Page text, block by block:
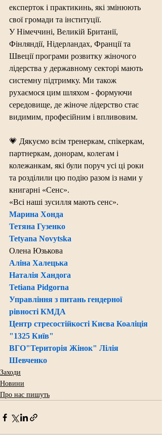
експерток і практикинь, які змінюють
свої громади та інституції.
У Німеччині, Великій Британії,
Фінляндії, Нідерландах, Франції та
Швеції програми розвитку жіночого
лідерства у державному секторі мають
системну підтримку. Ми також
рухаємося цим шляхом - формуючи
середовище, де жіноче лідерство стає
видимим, професійним і впливовим.
💗 Дякуємо всім тренеркам, спікеркам,
партнеркам, донорам, колегам і
колежанкам, які були поруч усі ці роки
та розділили цю подію разом із нами у
книгарні «Сенс».
«Всі наші зусилля мають сенс».
Марина Хонда
Тетяна Гузенко
Tetyana Novytska
Олена Юзькова
Аліна Халецька
Наталія Хандога
Tetiana Pidgorna
Управління з питань гендерної
рівності КМДА
Центр стресостійкості Києва Коаліція
"1325 Київ"
ВГО"Територія Жінок" Лілія
Шевченко
Заходи
Новини
Про нас пишуть